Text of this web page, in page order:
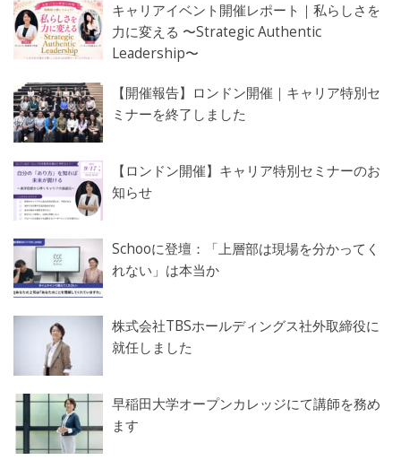
キャリアイベント開催レポート｜私らしさを
力に変える 〜Strategic Authentic
Leadership〜
【開催報告】ロンドン開催｜キャリア特別セ
ミナーを終了しました
【ロンドン開催】キャリア特別セミナーのお
知らせ
Schooに登壇：「上層部は現場を分かってく
れない」は本当か
株式会社TBSホールディングス社外取締役に
就任しました
早稲田大学オープンカレッジにて講師を務め
ます